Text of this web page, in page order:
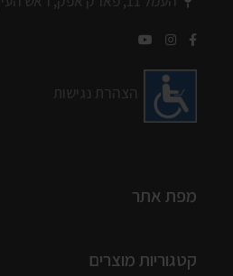
הצהרת נגישות
מפת אתר
קטגוריות מוצרים